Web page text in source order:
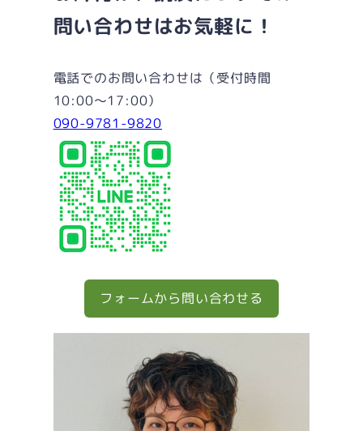
r
a
k
問い合わせはお気軽に！
電話でのお問い合わせは（受付時間
10:00～17:00）
090-9781-9820
フォームから問い合わせる